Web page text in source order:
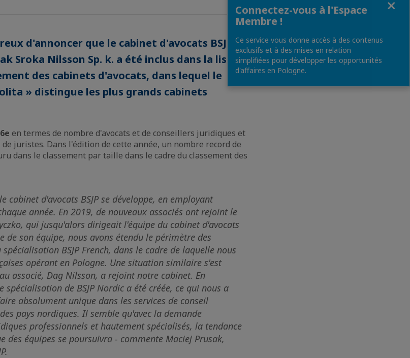
d'annoncer que le cabinet d'avocats BSJP
Sroka Nilsson Sp. k. a été inclus dans la liste de
des cabinets d'avocats, dans lequel le
» distingue les plus grands cabinets
en termes de nombre d'avocats et de conseillers juridiques et
juristes. Dans l'édition de cette année, un nombre record de
dans le classement par taille dans le cadre du classement des
cabinet d'avocats BSJP se développe, en employant
année. En 2019, de nouveaux associés ont rejoint le
qui jusqu'alors dirigeait l'équipe du cabinet d'avocats
de son équipe, nous avons étendu le périmètre des
BSJP French, dans le cadre de laquelle nous
opérant en Pologne. Une situation similaire s'est
associé, Dag Nilsson, a rejoint notre cabinet. En
spécialisation de BSJP Nordic a été créée, ce qui nous a
absolument unique dans les services de conseil
pays nordiques. Il semble qu'avec la demande
professionnels et hautement spécialisés, la tendance
des équipes se poursuivra - commente Maciej Prusak,
Connectez-vous à l'Espace
Membre !
Ce service vous donne accès à des contenus
exclusifs et à des mises en relation
simplifiées pour développer les opportunités
d'affaires en Pologne.